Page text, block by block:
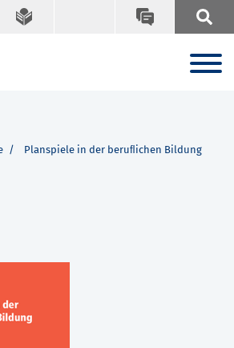
Planspiele in der beruﬂichen Bildung